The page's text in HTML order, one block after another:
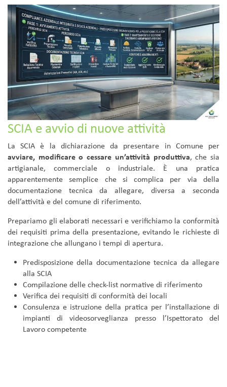
SCIA e avvio di nuove attività
La SCIA è la dichiarazione da presentare in Comune per
avviare, modificare o cessare un’attività produttiva, che sia
artigianale, commerciale o industriale. È una pratica
apparentemente semplice che si complica per via della
documentazione tecnica da allegare, diversa a seconda
dell’attività e del comune di riferimento.
Prepariamo gli elaborati necessari e verifichiamo la conformità
dei requisiti prima della presentazione, evitando le richieste di
integrazione che allungano i tempi di apertura.
Predisposizione della documentazione tecnica da allegare
alla SCIA
Compilazione delle check-list normative di riferimento
Verifica dei requisiti di conformità dei locali
Consulenza e istruzione della pratica per l’installazione di
impianti di videosorveglianza presso l’Ispettorato del
Lavoro competente